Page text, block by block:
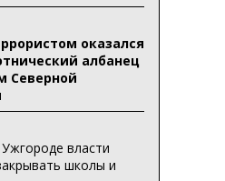
оказался
албанец
Северной
власти
школы и